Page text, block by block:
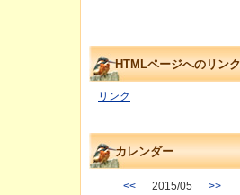
HTMLページへのリンク
リンク
カレンダー
<< 2015/05 >>